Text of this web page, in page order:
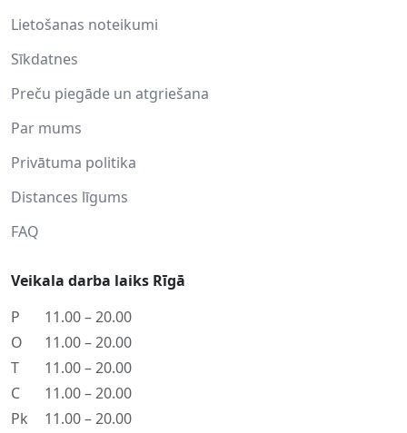
Lietošanas noteikumi
Sīkdatnes
Preču piegāde un atgriešana
Par mums
Privātuma politika
Distances līgums
FAQ
Veikala darba laiks Rīgā
P
11.00 – 20.00
O
11.00 – 20.00
T
11.00 – 20.00
C
11.00 – 20.00
Pk
11.00 – 20.00